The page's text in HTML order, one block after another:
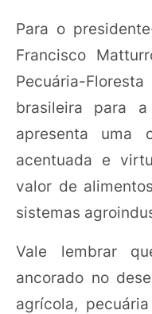
Para o
Francisco
Pecuária-
brasileira para
apresenta uma
acentuada e
valor de
sistemas
Vale lembrar
ancorado no
agrícola,